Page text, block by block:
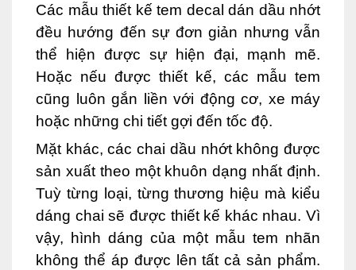
Các mẫu thiết kế tem decal dán dầu nhớt
đều hướng đến sự đơn giản nhưng vẫn
thể hiện được sự hiện đại, mạnh mẽ.
Hoặc nếu được thiết kế, các mẫu tem
cũng luôn gắn liền với động cơ, xe máy
hoặc những chi tiết gợi đến tốc độ.
Mặt khác, các chai dầu nhớt không được
sản xuất theo một khuôn dạng nhất định.
Tuỳ từng loại, từng thương hiệu mà kiểu
dáng chai sẽ được thiết kế khác nhau. Vì
vậy, hình dáng của một mẫu tem nhãn
không thể áp được lên tất cả sản phẩm.